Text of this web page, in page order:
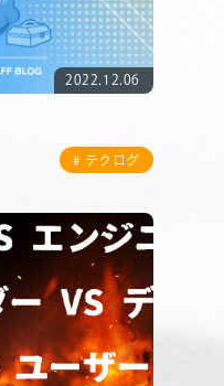
2022.12.06
# テクログ